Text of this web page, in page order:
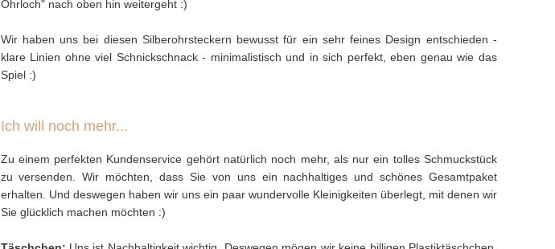
Ohrloch" nach oben hin weitergeht :)
Wir haben uns bei diesen Silberohrsteckern bewusst für ein sehr feines Design entschieden -
klare Linien ohne viel Schnickschnack - minimalistisch und in sich perfekt, eben genau wie das
Spiel :)
Ich will noch mehr...
Zu einem perfekten Kundenservice gehört natürlich noch mehr, als nur ein tolles Schmuckstück
zu versenden. Wir möchten, dass Sie von uns ein nachhaltiges und schönes Gesamtpaket
erhalten. Und deswegen haben wir uns ein paar wundervolle Kleinigkeiten überlegt, mit denen wir
Sie glücklich machen möchten :)